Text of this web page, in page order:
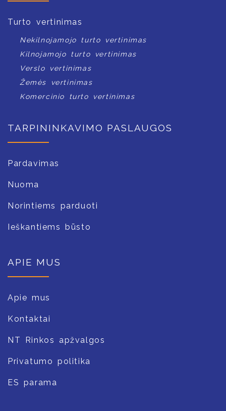
Turto vertinimas
Nekilnojamojo turto vertinimas
Kilnojamojo turto vertinimas
Verslo vertinimas
Žemės vertinimas
Komercinio turto vertinimas
TARPININKAVIMO PASLAUGOS
Pardavimas
Nuoma
Norintiems parduoti
Ieškantiems būsto
APIE MUS
Apie mus
Kontaktai
NT Rinkos apžvalgos
Privatumo politika
ES parama